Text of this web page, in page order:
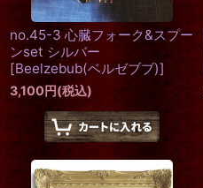
no.45-3 心臓フォーク&スプー
ンset シルバー
[Beelzebub(ベルゼブブ)]
3,100円(税込)